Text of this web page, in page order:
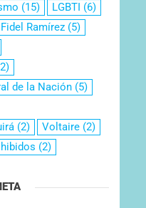
(15) LGBTI (6)
Ramírez(5)
de la Nación(5)
(2) Voltaire(2)
(2)